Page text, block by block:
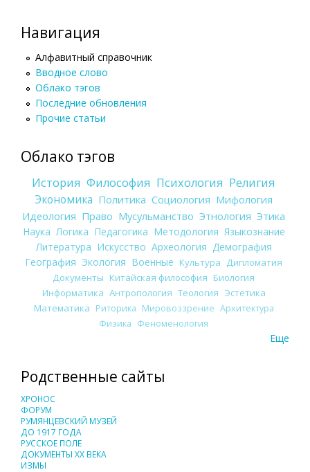
Навигация
Алфавитный справочник
Вводное слово
Облако тэгов
Последние обновления
Прочие статьи
Облако тэгов
История Философия Психология Религия
Экономика Политика Социология Мифология
Идеология Право Мусульманство Этнология Этика
Наука Логика Педагогика Методология Языкознание
Литература Искусство Археология Демография
География Экология Военные Культура
Дипломатия
Документы Китайская философия Биология
Информатика Антропология Теология Эстетика
Математика Риторика Мировоззрение Архитектура
Физика Феноменология
Еще
Родственные сайты
ХРОНОС
ФОРУМ
РУМЯНЦЕВСКИЙ МУЗЕЙ
ДО 1917 ГОДА
РУССКОЕ ПОЛЕ
ДОКУМЕНТЫ XX ВЕКА
ИЗМЫ